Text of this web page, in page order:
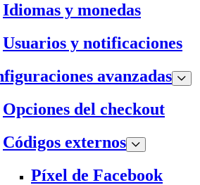
Idiomas y monedas
Usuarios y notificaciones
avanzadas
Opciones del checkout
Códigos externos
Píxel de Facebook